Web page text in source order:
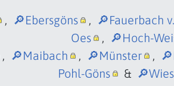
🔎Ebersgöns 🔎Fauerbach
Oes
🔎Hoch-
🔎Maibach 🔎Münster
Pohl-Göns
&